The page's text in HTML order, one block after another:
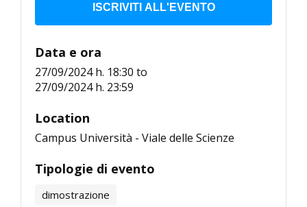
ISCRIVITI ALL'EVENTO
Data e ora
27/09/2024 h. 18:30 to
27/09/2024 h. 23:59
Location
Campus Università - Viale delle Scienze
Tipologie di evento
dimostrazione